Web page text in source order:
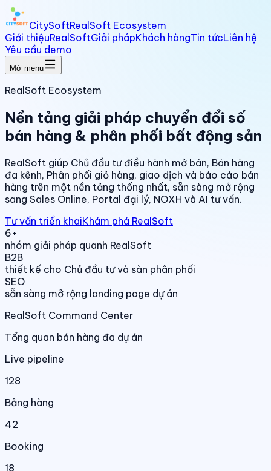
CitySoftRealSoft Ecosystem
Giới thiệuRealSoftGiải phápKhách hàngTin tứcLiên hệ
Yêu cầu demo
Mở menu
RealSoft Ecosystem
Nền tảng giải pháp chuyển đổi số
bán hàng & phân phối bất động sản
RealSoft giúp Chủ đầu tư điều hành mở bán, Bán hàng
đa kênh, Phân phối giỏ hàng, giao dịch và báo cáo bán
hàng trên một nền tảng thống nhất, sẵn sàng mở rộng
sang Sales Online, Portal đại lý, NOXH và AI tư vấn.
Tư vấn triển khaiKhám phá RealSoft
6+
nhóm giải pháp quanh RealSoft
B2B
thiết kế cho Chủ đầu tư và sàn phân phối
SEO
sẵn sàng mở rộng landing page dự án
RealSoft Command Center
Tổng quan bán hàng đa dự án
Live pipeline
128
Bảng hàng
42
Booking
18